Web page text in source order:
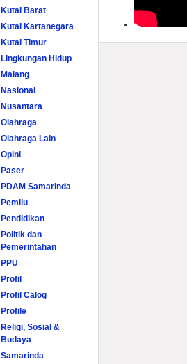
Kutai Barat
Kutai Kartanegara
Kutai Timur
Lingkungan Hidup
Malang
Nasional
Nusantara
Olahraga
Olahraga Lain
Opini
Paser
PDAM Samarinda
Pemilu
Pendidikan
Politik dan
Pemerintahan
PPU
Profil
Profil Calog
Profile
Religi, Sosial &
Budaya
Samarinda